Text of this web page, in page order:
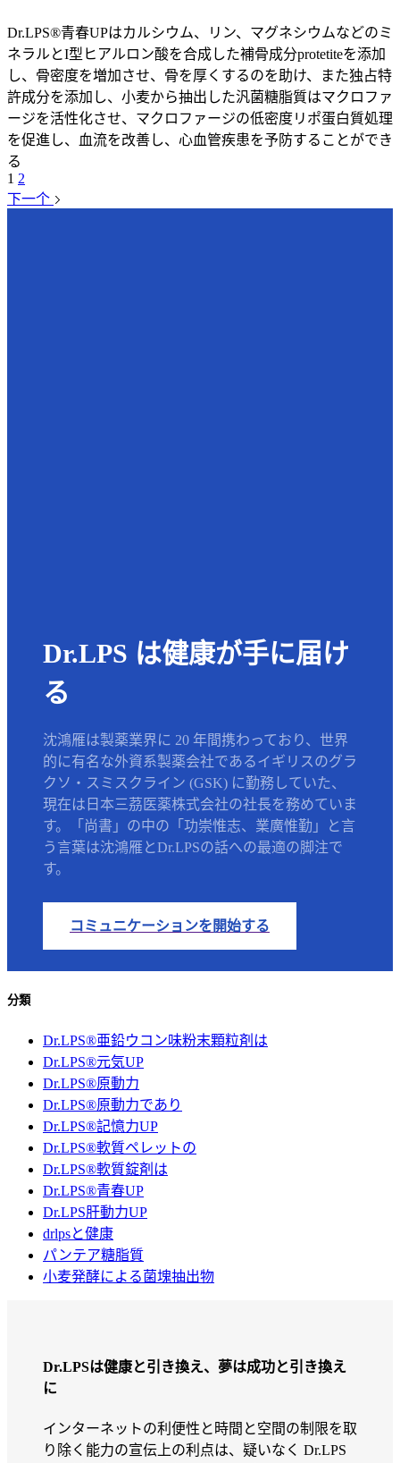
Dr.LPS®青春UPはカルシウム、リン、マグネシウムなどのミ
ネラルとI型ヒアルロン酸を合成した補骨成分protetiteを添加
し、骨密度を増加させ、骨を厚くするのを助け、また独占特
許成分を添加し、小麦から抽出した汎菌糖脂質はマクロファ
ージを活性化させ、マクロファージの低密度リポ蛋白質処理
を促進し、血流を改善し、心血管疾患を予防することができ
る
1 2
下一个
Dr.LPS は健康が手に届け
る
沈鴻雁は製薬業界に 20 年間携わっており、世界
的に有名な外資系製薬会社であるイギリスのグラ
クソ・スミスクライン (GSK) に勤務していた、
現在は日本三茘医薬株式会社の社長を務めていま
す。「尚書」の中の「功崇惟志、業廣惟勤」と言
う言葉は沈鴻雁とDr.LPSの話への最適の脚注で
す。
コミュニケーションを開始する
分類
Dr.LPS®亜鉛ウコン味粉末顆粒剤は
Dr.LPS®元気UP
Dr.LPS®原動力
Dr.LPS®原動力であり
Dr.LPS®記憶力UP
Dr.LPS®軟質ペレットの
Dr.LPS®軟質錠剤は
Dr.LPS®青春UP
Dr.LPS肝動力UP
drlpsと健康
パンテア糖脂質
小麦発酵による菌塊抽出物
Dr.LPSは健康と引き換え、夢は成功と引き換え
に
インターネットの利便性と時間と空間の制限を取
り除く能力の宣伝上の利点は、疑いなく Dr.LPS